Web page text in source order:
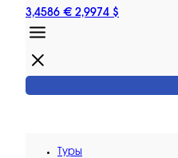
3,4586 € 2,9974 $
Туры